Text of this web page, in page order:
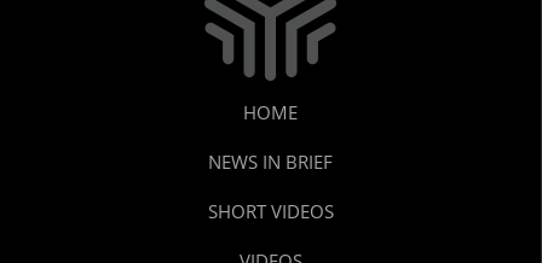
HOME
NEWS IN BRIEF
SHORT VIDEOS